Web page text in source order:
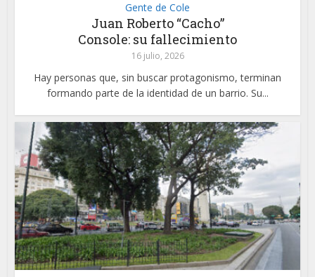
Gente de Cole
Juan Roberto “Cacho”
Console: su fallecimiento
16 julio, 2026
Hay personas que, sin buscar protagonismo, terminan
formando parte de la identidad de un barrio. Su...